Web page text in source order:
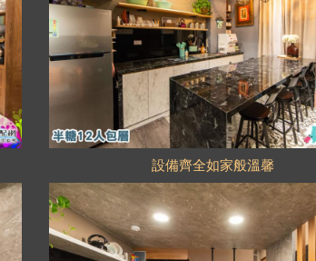
設備齊全如家般溫馨